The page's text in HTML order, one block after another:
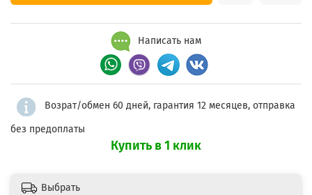
Написать нам
Возрат/обмен 60 дней, гарантия 12 месяцев, отправка
без предоплаты
Купить в 1 клик
Выбрать